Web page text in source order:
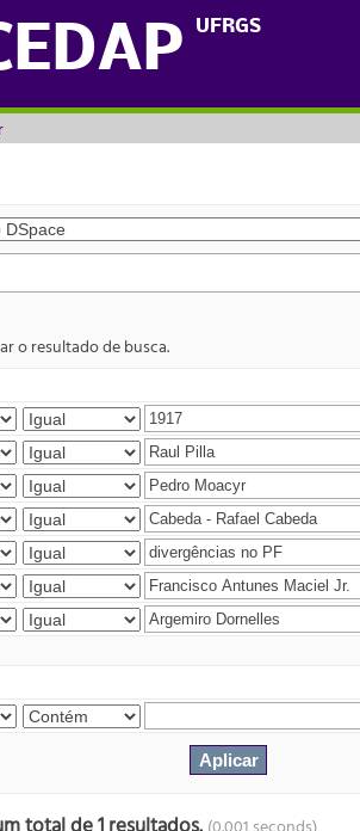
UFRGS
o resultado de busca.
total de 1 resultados.